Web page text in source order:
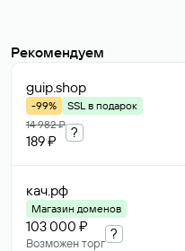
Рекомендуем
guip.shop
-99%
SSL в подарок
14 982 ₽
189 ₽
?
кач.рф
Магазин доменов
103 000 ₽
Возможен торг
?